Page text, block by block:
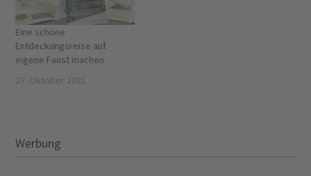
Eine schöne
Entdeckungsreise auf
eigene Faust machen
27. Oktober 2021
Werbung